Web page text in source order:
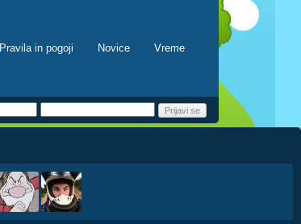
Pravila in pogoji Novice Vreme